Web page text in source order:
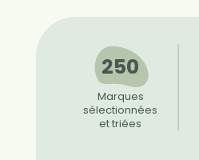
250
Marques
sélectionnées
et triées